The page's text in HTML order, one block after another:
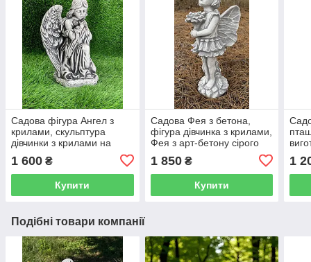
Садова фігура Ангел з
крилами, скульптура
дівчинки з крилами на
статуетка сіро-чорного
кольору ручного
1 600 ₴
Купити
Садова Фея з бетона,
фігура дівчинка з крилами,
Фея з арт-бетону сірого
1 850₴
Купити
1
Подібні товари компанії